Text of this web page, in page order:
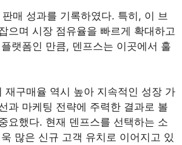
매 성과를 기록하였다. 특히, 이 브
으며 시장 점유율을 빠르게 확대하고
랫폼인 만큼, 덴프스는 이곳에서 훌
구매율 역시 높아 지속적인 성장 가
과 마케팅 전략에 주력한 결과로 볼
요했다. 현재 덴프스를 선택하는 소
많은 신규 고객 유치로 이어지고 있